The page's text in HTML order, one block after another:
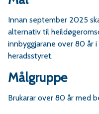
Innan september 2025
alternativ til
innbyggjarane over 80 år
heradsstyret.
Målgruppe
Brukarar over 80 år med